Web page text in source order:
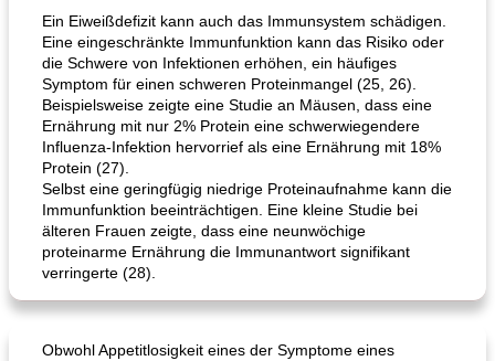
Tandoori Lammspiesse mit Raita und Couscous
Ein Eiweißdefizit kann auch das Immunsystem schädigen.
Eine eingeschränkte Immunfunktion kann das Risiko oder
die Schwere von Infektionen erhöhen, ein häufiges
Symptom für einen schweren Proteinmangel (25, 26).
Beispielsweise zeigte eine Studie an Mäusen, dass eine
Ernährung mit nur 2% Protein eine schwerwiegendere
Influenza-Infektion hervorrief als eine Ernährung mit 18%
Protein (27).
Selbst eine geringfügig niedrige Proteinaufnahme kann die
Immunfunktion beeinträchtigen. Eine kleine Studie bei
älteren Frauen zeigte, dass eine neunwöchige
proteinarme Ernährung die Immunantwort signifikant
verringerte (28).
Obwohl Appetitlosigkeit eines der Symptome eines